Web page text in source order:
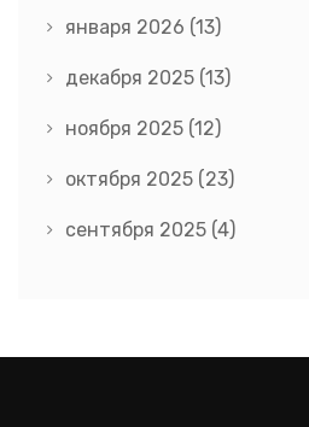
января 2026 (13)
декабря 2025 (13)
ноября 2025 (12)
октября 2025 (23)
сентября 2025 (4)